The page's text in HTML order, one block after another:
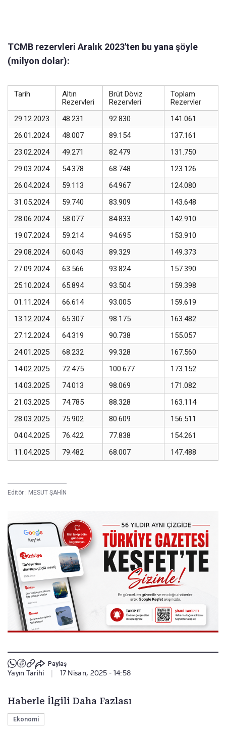
TCMB rezervleri Aralık 2023'ten bu yana şöyle
(milyon dolar):
Tarih
Altın
Rezervleri
Brüt Döviz
Rezervleri
Toplam
Rezervler
29.12.2023
48.231 92.830
141.061
26.01.2024
48.007 89.154
137.161
23.02.2024
49.271 82.479
131.750
29.03.2024
54.378 68.748
123.126
26.04.2024
59.113 64.967
124.080
31.05.2024
59.740 83.909
143.648
28.06.2024
58.077 84.833
142.910
19.07.2024
59.214 94.695
153.910
29.08.2024
60.043 89.329
149.373
27.09.2024
63.566 93.824
157.390
25.10.2024
65.894 93.504
159.398
01.11.2024
66.614 93.005
159.619
13.12.2024
65.307 98.175
163.482
27.12.2024
64.319 90.738
155.057
24.01.2025
68.232 99.328
167.560
14.02.2025
72.475 100.677
173.152
14.03.2025
74.013 98.069
171.082
21.03.2025
74.785 88.328
163.114
28.03.2025
75.902 80.609
156.511
04.04.2025
76.422 77.838
154.261
11.04.2025
79.482 68.007 147.488
Editör : MESUT ŞAHİN
Paylaş
Yayın Tarihi 17 Nisan, 2025 - 14:58
Haberle İlgili Daha Fazlası
Ekonomi